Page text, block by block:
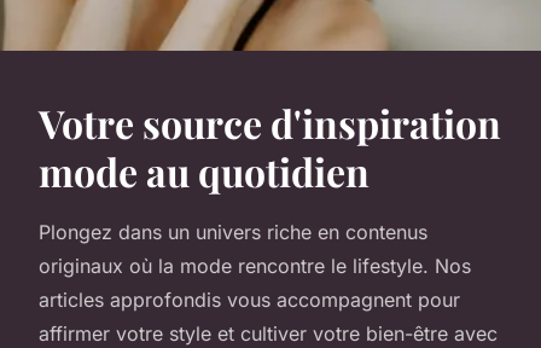
Votre source d'inspiration
mode au quotidien
Plongez dans un univers riche en contenus
originaux où la mode rencontre le lifestyle. Nos
articles approfondis vous accompagnent pour
affirmer votre style et cultiver votre bien-être avec